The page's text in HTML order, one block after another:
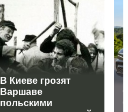
В Киеве грозят
Варшаве
польскими